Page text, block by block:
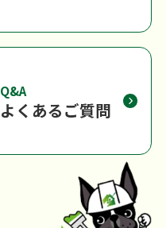
Q&A
よくあるご質問